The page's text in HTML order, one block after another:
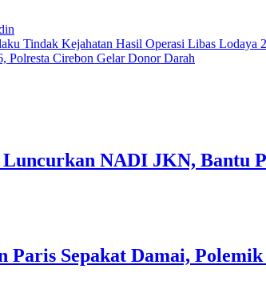
Tindak Kejahatan Hasil Operasi Libas Lodaya
Polresta Cirebon Gelar Donor Darah
Luncurkan NADI JKN, Bantu
Paris Sepakat Damai,